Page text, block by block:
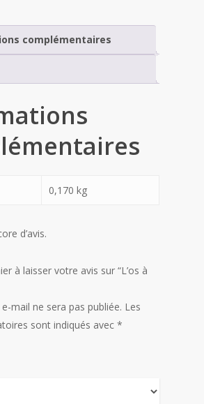
complémentaires
0,170 kg
d’avis.
à laisser votre avis sur “L’os à
mail ne sera pas publiée. Les
sont indiqués avec *